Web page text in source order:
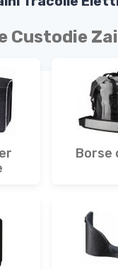
Custodie
Borse